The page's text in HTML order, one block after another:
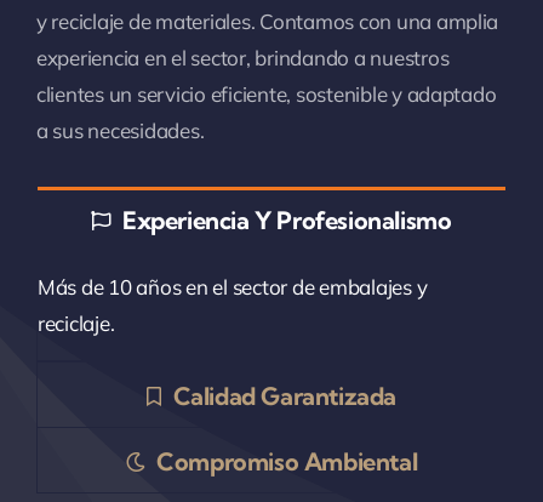
y reciclaje de materiales. Contamos con una amplia
experiencia en el sector, brindando a nuestros
clientes un servicio eficiente, sostenible y adaptado
a sus necesidades.
Experiencia Y Profesionalismo
Más de 10 años en el sector de embalajes y
reciclaje.
Calidad Garantizada
Compromiso Ambiental